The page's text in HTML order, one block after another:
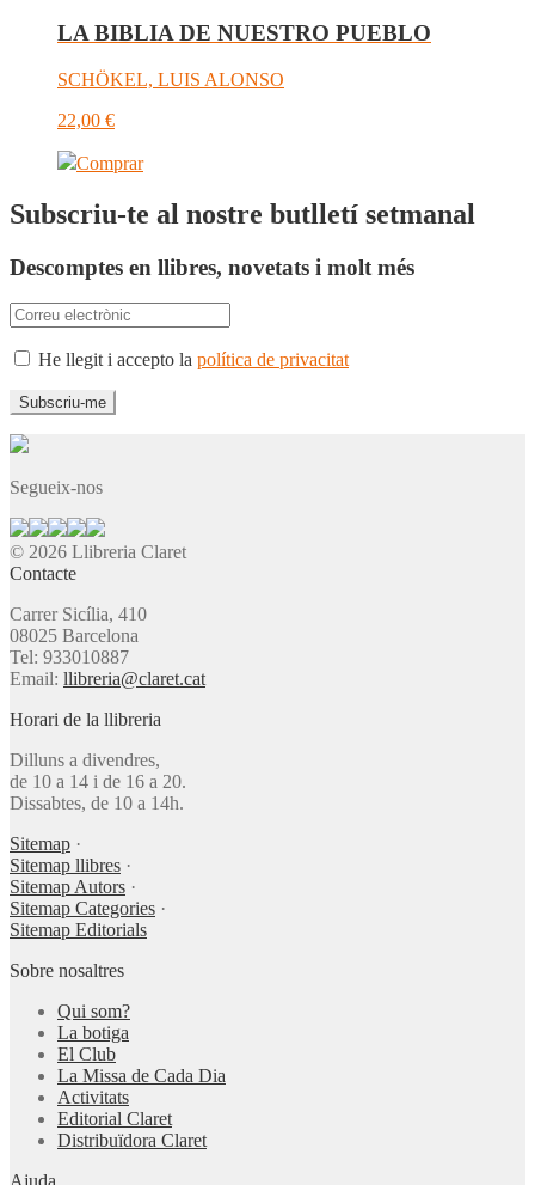
LA BIBLIA DE NUESTRO PUEBLO
SCHÖKEL, LUIS ALONSO
22,00 €
Comprar
Subscriu-te al nostre butlletí setmanal
Descomptes en llibres, novetats i molt més
He llegit i accepto la política de privacitat
Segueix-nos
© 2026 Llibreria Claret
Contacte
Carrer Sicília, 410
08025 Barcelona
Tel: 933010887
Email: llibreria@claret.cat
Horari de la llibreria
Dilluns a divendres,
de 10 a 14 i de 16 a 20.
Dissabtes, de 10 a 14h.
Sitemap ·
Sitemap llibres ·
Sitemap Autors ·
Sitemap Categories ·
Sitemap Editorials
Sobre nosaltres
Qui som?
La botiga
El Club
La Missa de Cada Dia
Activitats
Editorial Claret
Distribuïdora Claret